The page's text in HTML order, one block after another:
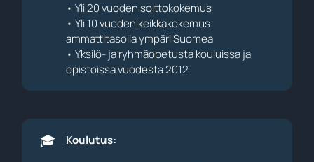
• Yli 20 vuoden soittokokemus
• Yli 10 vuoden keikkakokemus
ammattitasolla ympäri Suomea
• Yksilö- ja ryhmäopetusta kouluissa ja
opistoissa vuodesta 2012.
🎓 Koulutus: